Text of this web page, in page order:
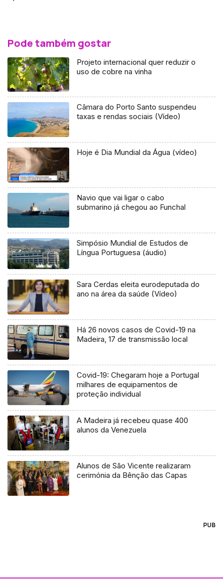
Pode também gostar
Projeto internacional quer reduzir o
uso de cobre na vinha
Câmara do Porto Santo suspendeu
taxas e rendas sociais (Vídeo)
Hoje é Dia Mundial da Água (vídeo)
Navio que vai ligar o cabo
submarino já chegou ao Funchal
Simpósio Mundial de Estudos de
Língua Portuguesa (áudio)
Sara Cerdas eleita eurodeputada do
ano na área da saúde (Vídeo)
Há 26 novos casos de Covid-19 na
Madeira, 17 de transmissão local
Covid-19: Chegaram hoje a Portugal
milhares de equipamentos de
proteção individual
A Madeira já recebeu quase 400
alunos da Venezuela
Alunos de São Vicente realizaram
cerimónia da Bênção das Capas
PUB